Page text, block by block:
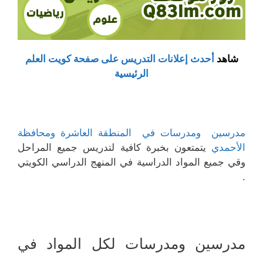
شاهد أحدث إعلانات التدريس على صفحة كويت العلم
الرئيسية
مدرسين ومدرسات في المنطقة العاشرة ومحافظة
الأحمدي يتمتعون بخبرة كافية لتدريس جميع المراحل
وقي جميع المواد الدراسية في المنهج الدراسي الكويتي
.
مدرسين ومدرسات لكل المواد في